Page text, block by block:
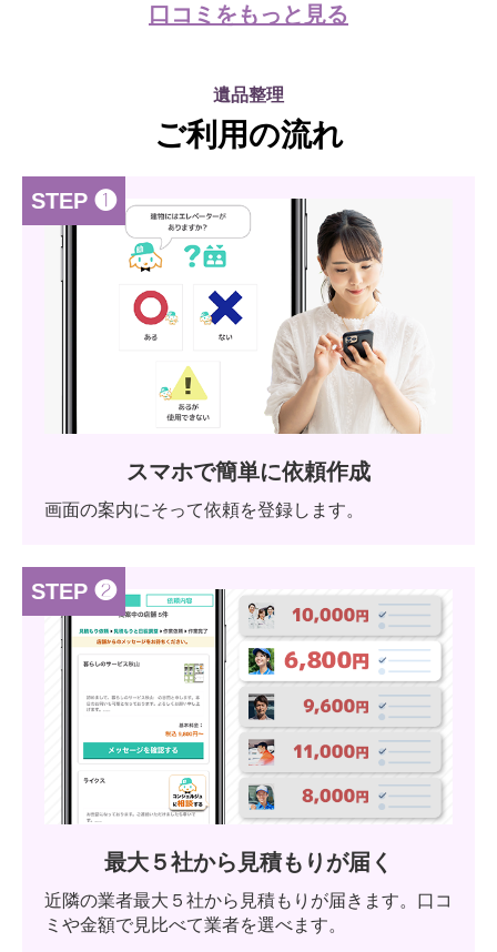
口コミをもっと見る
遺品整理
ご利用の流れ
STEP ❶
スマホで簡単に依頼作成
画面の案内にそって依頼を登録します。
STEP ❷
最大５社から見積もりが届く
近隣の業者最大５社から見積もりが届きます。口コ
ミや金額で見比べて業者を選べます。